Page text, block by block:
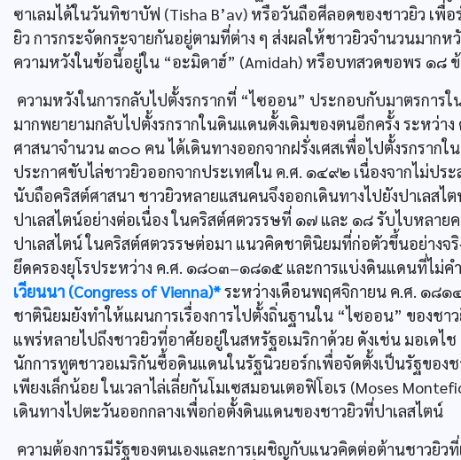
ซาเลมได้ในวันทิชาบัฟ (Tisha B’av) หรือวันถือศีลอดของชาวยิว เพื่อ
ยิว การกระจัดกระจายกันอยู่ตามที่ต่าง ๆ ส่งผลให้ชาวยิวจำนวนมาก
ความหวังในข้อนี้อยู่ใน “อะมิดาฮ์” (Amidah) หรือบทสวดขอพร ๑๘
ความหวังในการกลับไปตั้งรกรากที่ “ไซออน” ประกอบกับมาตรการ
มากพยายามกลับไปตั้งรกรากในดินแดนดั้งเดิมของตนอีกครั้ง ระหว่
ศาสนาจำนวน ๓๐๐ คน ได้เดินทางออกจากฝรั่งเศสเพื่อไปตั้งรกรากใ
ประกาศขับไล่ชาวยิวออกจากประเทศใน ค.ศ. ๑๔๙๒ เนื่องจากไม่ปร
นับถือคริสต์ศาสนา ชาวยิวหลายแสนคนจึงออกเดินทางไปยังปาเลสไ
ปาเลสไตน์อย่างต่อเนื่อง ในคริสต์ศตวรรษที่ ๑๗ และ ๑๘ รับไบหลาย
ปาเลสไตน์ ในคริสต์ศตวรรษต่อมา แนวคิดชาตินิยมที่ก่อตัวขึ้นอย่างจริ
ยึดครองยุโรประหว่าง ค.ศ. ๑๘๐๓–๑๘๑๕ และการแบ่งดินแดนที่ไม่ค
เวียนนา (Congress of Vienna)*ระหว่างเดือนพฤศจิกายน ค.ศ. ๑๘
ชาตินิยมยังทำให้แผนการเรื่องการไปตั้งถิ่นฐานใน “ไซออน” ของช
แพร่หลายไปถึงชาวยิวที่อาศัยอยู่ในสหรัฐอเมริกาด้วย ดังเช่น มอเดไ
นักการทูตชาวอเมริกันซื้อดินแดนในรัฐนิวยอร์กเพื่อจัดตั้งเป็นรัฐของ
เพียงเล็กน้อย ในเวลาไล่เลี่ยกันโมเซสมอนเตอฟิโอเร (Moses
เดินทางไปตะวันออกกลางเพื่อก่อตั้งดินแดนของชาวยิวที่ปาเลสไตน์
ความต้องการมีรัฐของตนเองและการเผชิญกับแนวคิดต่อต้านชาวยิว